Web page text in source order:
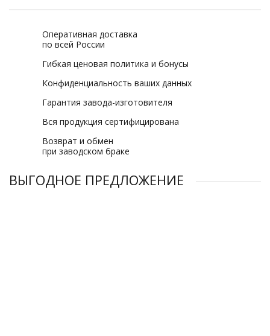
Оперативная доставка
по всей России
Гибкая ценовая политика и бонусы
Конфиденциальность ваших данных
Гарантия завода-изготовителя
Вся продукция сертифицирована
Возврат и обмен
при заводском браке
ВЫГОДНОЕ ПРЕДЛОЖЕНИЕ